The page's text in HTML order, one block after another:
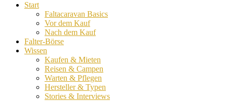
Start
Faltacaravan Basics
Vor dem Kauf
Nach dem Kauf
Falter-Börse
Wissen
Kaufen & Mieten
Reisen & Campen
Warten & Pflegen
Hersteller & Typen
Stories & Interviews